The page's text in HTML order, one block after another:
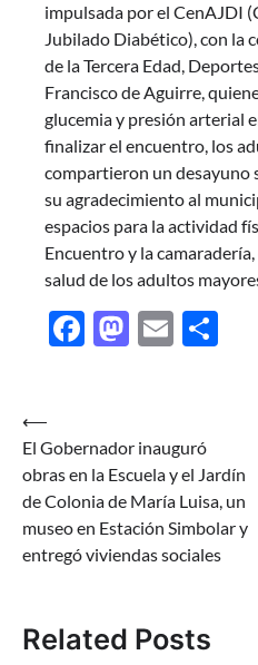
impulsada por el CenAJDI
Jubilado Diabético), con la
de la Tercera Edad,
Francisco de Aguirre,
glucemia y presión arterial
finalizar el encuentro, los
compartieron un desayuno
su agradecimiento al
espacios para la actividad
Encuentro y la
salud de los adultos
Facebook
Email
Navegación
de
entradas
⟵
El Gobernador inauguró
obras en la Escuela y el Jardín
de Colonia de María Luisa, un
museo en Estación Simbolar y
entregó viviendas sociales
Related Posts